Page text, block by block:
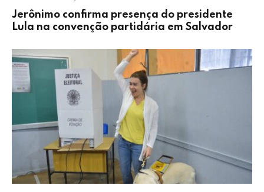
Jerônimo confirma presença do presidente
Lula na convenção partidária em Salvador